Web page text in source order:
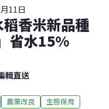
11日
香米新品種
省水15%
輯直送
農業改良 生態保育